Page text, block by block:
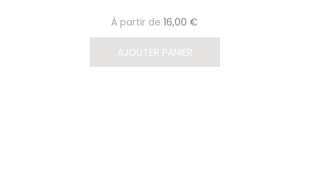
À partir de 16,00 €
AJOUTER PANIER